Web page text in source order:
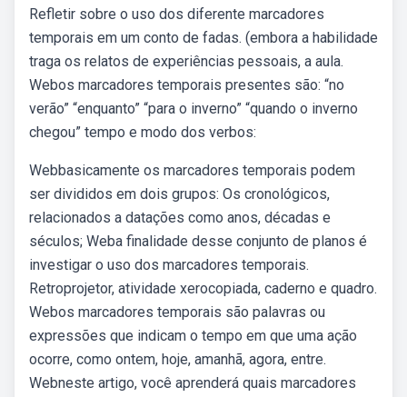
Refletir sobre o uso dos diferente marcadores
temporais em um conto de fadas. (embora a habilidade
traga os relatos de experiências pessoais, a aula.
Webos marcadores temporais presentes são: “no
verão” “enquanto” “para o inverno” “quando o inverno
chegou” tempo e modo dos verbos:
Webbasicamente os marcadores temporais podem
ser divididos em dois grupos: Os cronológicos,
relacionados a datações como anos, décadas e
séculos; Weba finalidade desse conjunto de planos é
investigar o uso dos marcadores temporais.
Retroprojetor, atividade xerocopiada, caderno e quadro.
Webos marcadores temporais são palavras ou
expressões que indicam o tempo em que uma ação
ocorre, como ontem, hoje, amanhã, agora, entre.
Webneste artigo, você aprenderá quais marcadores